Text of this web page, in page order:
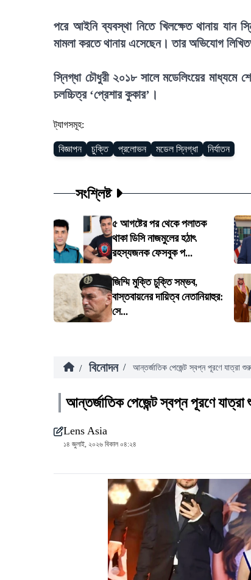
পরে আইনি ব্যবস্থা নিতে খিলক্ষেত থানায় যান
মামলা করতে থানায় এসেছেন। তার অভিযোগ
স্নিগ্ধা চৌধুরী ২০১৮ সালে মডেলিংয়ের
চলচ্চিত্র ‘প্রেশার কুকার’।
ট্যাগসমূহ:
বিজ্ঞাপন চুক্তি প্রলোভন মডেল স্নিগ্ধা নির্যাতন
সংশ্লিষ্ট
৫ আগষ্টের পর থেকে পলাতক
থাকা ডিসি নাজমুলের হঠাৎ
রহস্যজনক ফেসবুক প...
জিম্মি মুক্তি চুক্তি সম্ভব,
বাস্তবায়নের দায়িত্ব নেতানিয়াহুর:
সে...
/ বিনোদন / আন্তর্জাতিক পেজেন্ট স্বপ্ন পূরণে যাত্রা শুরু
আন্তর্জাতিক পেজেন্ট স্বপ্ন পূরণে যাত্রা
Lens Asia
১৪ জুলাই, ২০২৬ বিকাল ০৪:২৪